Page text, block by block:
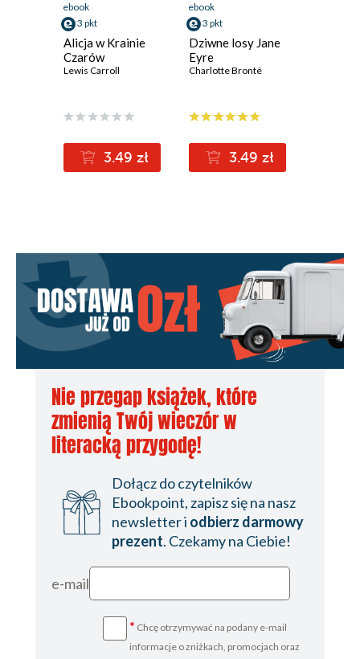
ebook
3 pkt
Alicja w Krainie
Czarów
Lewis Carroll
3.49 zł
ebook
3 pkt
Dziwne losy Jane
Eyre
Charlotte Brontë
3.49 zł
Nie przegap książek, które
zmienią Twój wieczór w
literacką przygodę!
Dołącz do czytelników
Ebookpoint, zapisz się na nasz
newsletter i odbierz darmowy
prezent. Czekamy na Ciebie!
e-mail
* Chcę otrzymywać na podany e-mail
informacje o zniżkach, promocjach oraz